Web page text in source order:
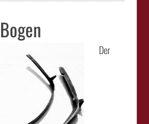
Der